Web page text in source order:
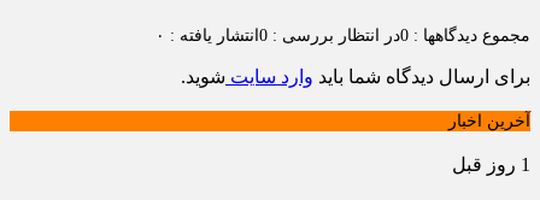
مجموع دیدگاهها : 0 در انتظار بررسی : 0 انتشار یافته : ۰
برای ارسال دیدگاه شما باید وارد سایت شوید.
آخرین اخبار
1 روز قبل